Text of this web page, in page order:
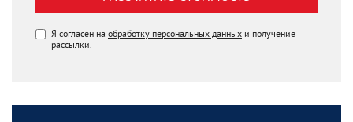
Я согласен на обработку персональных данных и получение
рассылки.